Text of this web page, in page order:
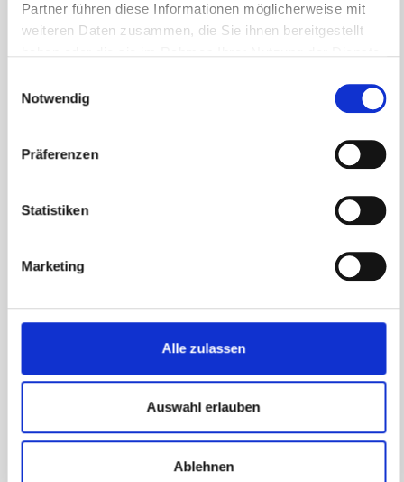
Partner führen diese Informationen möglicherweise mit
weiteren Daten zusammen, die Sie ihnen bereitgestellt
Notwendig
Präferenzen
Statistiken
Marketing
Alle zulassen
Auswahl erlauben
Ablehnen
40 Euro Zuschuss - Deutschlandticket
Rabatte in UKBW Partnershops